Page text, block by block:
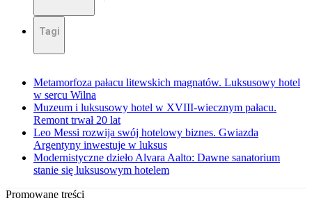
Tagi
Metamorfoza pałacu litewskich magnatów. Luksusowy hotel
w sercu Wilna
Muzeum i luksusowy hotel w XVIII-wiecznym pałacu.
Remont trwał 20 lat
Leo Messi rozwija swój hotelowy biznes. Gwiazda
Argentyny inwestuje w luksus
Modernistyczne dzieło Alvara Aalto: Dawne sanatorium
stanie się luksusowym hotelem
Promowane treści